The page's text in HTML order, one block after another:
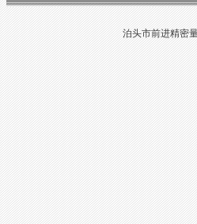
泊头市前进精密